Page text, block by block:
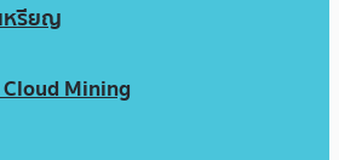
หรียญ
Mining